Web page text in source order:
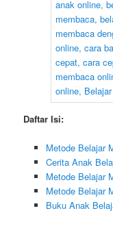
Daftar Isi:
Metode Belajar
Cerita Anak
Metode Belajar
Metode Belajar
Buku Anak